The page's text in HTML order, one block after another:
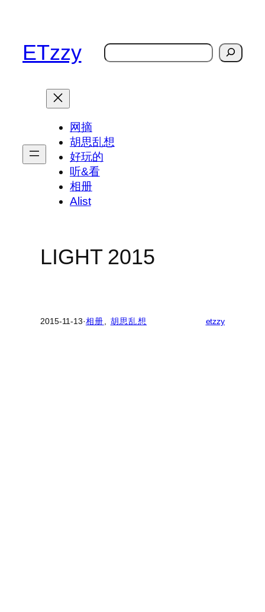
ETzzy
搜
网摘
胡思乱想
好玩的
听&看
相册
Alist
LIGHT 2015
2015-11-13·相册 胡思乱想 etzzy